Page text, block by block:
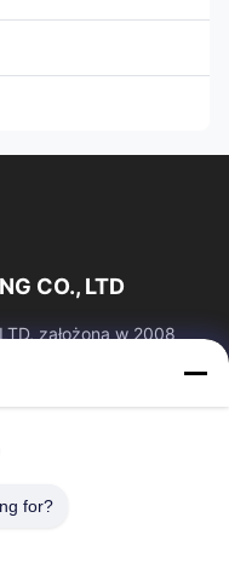
CO., LTD
założona w 2008
i dostawcą rur
Po Fabryce
for?